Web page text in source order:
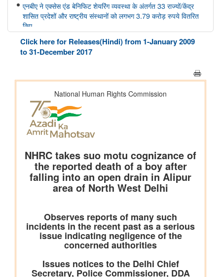
एनबीए ने एक्सेस एंड बेनिफिट शेयरिंग व्यवस्था के अंतर्गत 33 राज्यों/केंद्र
शासित प्रदेशों और राष्ट्रीय संस्थानों को लगभग 3.79 करोड़ रुपये वितरित
किए
गृह मंत्रालय
आवासन और शहरी कार्य मंत्रालय
प्रधानमंत्री आवास योजना - शहरी क्षेत्र में उपलब्धि: 1.25 करोड़ घरों की
स्वीकृति, 1 करोड़ घरों का निर्माण पूरा हुआ
भारत ने जीवाश्म ईंधन रहित विद्युत उत्पादन क्षमता में 300 गीगावाट का
ऐतिहासिक आंकड़ा हासिल किया
विज्ञान एवं प्रौद्योगिकी मंत्रालय
भूमिका निभाएगा, जो जैव प्रौद्योगिकी और एआई पर आधारित होगी
सामाजिक न्‍याय एवं अधिकारिता मंत्रालय
के लिए निर्धारित निधियों की निगरानी और मजबूत की
Click here for Releases(Hindi) from 1-January 2009
to 31-December 2017